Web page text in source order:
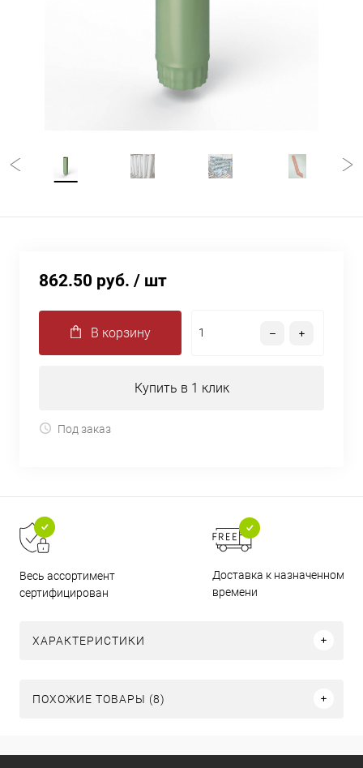
862.50 руб. / шт
В корзину
Купить в 1 клик
Под заказ
Весь ассортимент
сертифицирован
Доставка к назначенному
времени
ХАРАКТЕРИСТИКИ
ПОХОЖИЕ ТОВАРЫ (8)